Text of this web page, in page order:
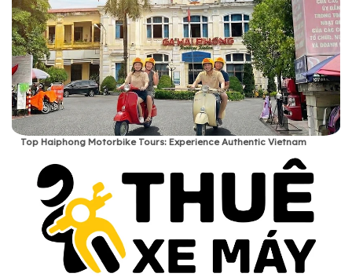
Top Haiphong Motorbike Tours: Experience Authentic Vietnam